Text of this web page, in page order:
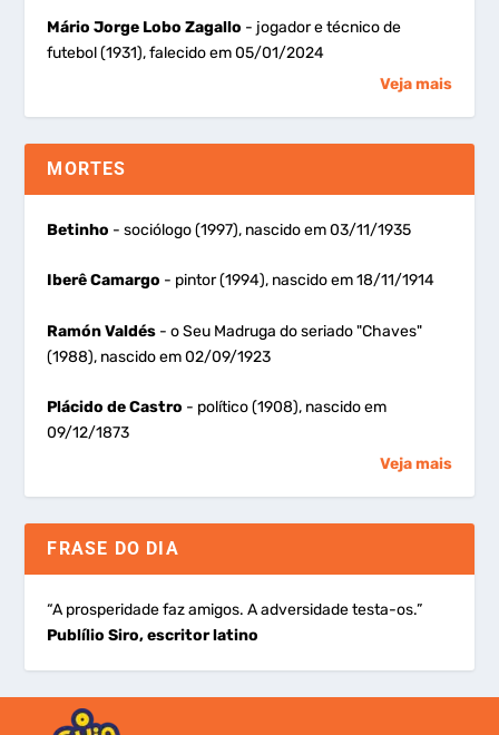
Mário Jorge Lobo Zagallo - jogador e técnico de
futebol (1931), falecido em 05/01/2024
Veja mais
MORTES
Betinho - sociólogo (1997), nascido em 03/11/1935
Iberê Camargo - pintor (1994), nascido em 18/11/1914
Ramón Valdés - o Seu Madruga do seriado "Chaves"
(1988), nascido em 02/09/1923
Plácido de Castro - político (1908), nascido em
09/12/1873
Veja mais
FRASE DO DIA
“A prosperidade faz amigos. A adversidade testa-os.”
Publílio Siro, escritor latino